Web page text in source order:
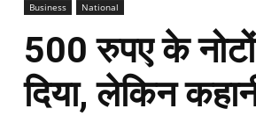
Business National
500 रुपए के
दिया, लेकिन